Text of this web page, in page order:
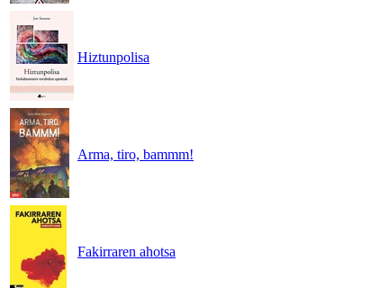
Hiztunpolisa
Arma, tiro, bammm!
Fakirraren ahotsa